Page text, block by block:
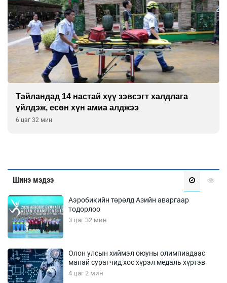
Тайландад 14 настай хүү зэвсэгт халдлага
үйлдэж, есөн хүн амиа алджээ
6 цаг 32 мин
Шинэ мэдээ
Аэробикийн төрөлд Азийн аваргаар
тодорлоо
3 цаг 32 мин
Олон улсын хиймэл оюуны олимпиадаас
манай сурагчид хос хүрэл медаль хүртэв
4 цаг 2 мин